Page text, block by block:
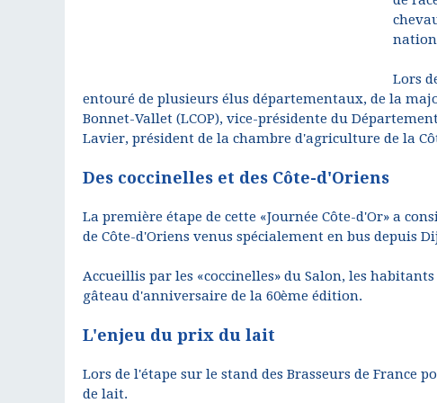
Lors
entouré de plusieurs élus départementaux, de la
Bonnet-Vallet (LCOP), vice-présidente du
Lavier, président de la chambre d'agriculture de la
Des coccinelles et des Côte-d'Oriens
La première étape de cette «Journée Côte-d'Or» a
de Côte-d'Oriens venus spécialement en bus depuis
Accueillis par les «coccinelles» du Salon, les
gâteau d'anniversaire de la 60ème édition.
L'enjeu du prix du lait
Lors de l'étape sur le stand des Brasseurs de France
de lait.